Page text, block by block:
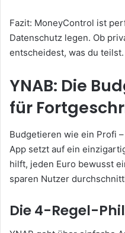
Fazit: MoneyControl ist
Datenschutz legen. Ob
entscheidest, was du teilst.
YNAB: Die
für
Budgetieren wie ein Profi
App setzt auf ein
hilft, jeden Euro bewusst
sparen Nutzer
Die 4-Regel-